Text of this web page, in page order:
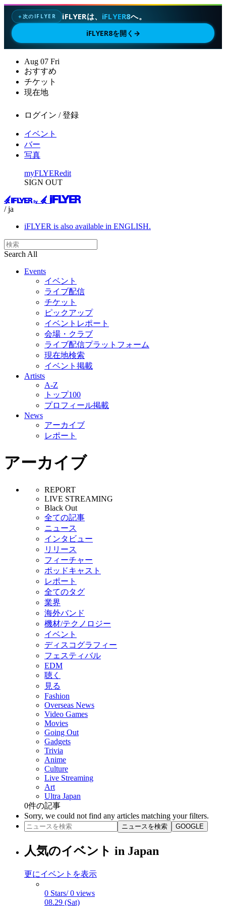
✦次のIFLYER iFLYERは、 iFLYER8へ。
iFLYER8を開く →
Aug 07 Fri
おすすめ
チケット
現在地
ログイン / 登録
イベント
バー
写真
myFLYERedit
SIGN OUT
/ ja
iFLYER is also available in ENGLISH.
Search All
Events
イベント
ライブ配信
チケット
ピックアップ
イベントレポート
会場・クラブ
ライブ配信プラットフォーム
現在地検索
イベント掲載
Artists
A-Z
トップ100
プロフィール掲載
News
アーカイブ
レポート
アーカイブ
REPORT
LIVE STREAMING
Black Out
全ての記事
ニュース
インタビュー
リリース
フィーチャー
ポッドキャスト
レポート
全てのタグ
業界
海外バンド
機材/テクノロジー
イベント
ディスコグラフィー
フェスティバル
EDM
聴く
見る
Fashion
Overseas News
Video Games
Movies
Going Out
Gadgets
Trivia
Anime
Culture
Live Streaming
Art
Ultra Japan
0件の記事
Sorry, we could not find any articles matching your filters.
ニュースを検索 GOOGLE
人気のイベント in Japan
更にイベントを表示
0 Stars/ 0 views
08.29 (Sat)